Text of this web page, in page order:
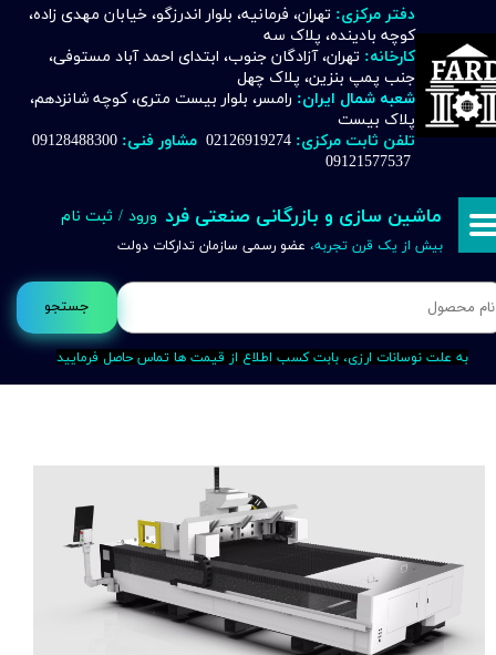
جستجو
دفتر مرکزی: تهران، فرمانیه، بلوار اندرزگو، خیابان مهدی زاده،
کوچه بادینده، پلاک سه
کارخانه: تهران، آزادگان جنوب، ابتدای احمد آباد مستوفی،
جنب پمپ بنزین، پلاک چهل
شعبه شمال ایران: رامسر، بلوار بیست متری، کوچه شانزدهم،
پلاک بیست
تلفن ثابت مرکزی: 02126919274 مشاور فنی:
09121577537
ماشین سازی و بازرگانی صنعتی فرد
بیش از یک قرن تجربه، عضو رسمی سازمان تدارکات دولت
ورود / ثبت نام
حساب کاربری من
تغییر گذر واژه
خروج از حساب کاربری
به علت نوسانات ارزی، بابت کسب اطلاع از قیمت ها تماس حاصل فرمایید